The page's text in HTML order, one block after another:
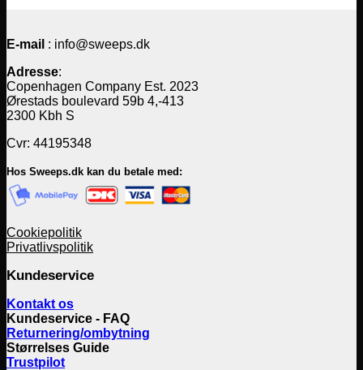
E-mail : info@sweeps.dk
Adresse:
Copenhagen Company Est. 2023
Ørestads boulevard 59b 4,-413
2300 Kbh S
Cvr: 44195348
Hos Sweeps.dk kan du betale med:
Cookiepolitik
Privatlivspolitik
Kundeservice
Kontakt os
Kundeservice - FAQ
Returnering/ombytning
Størrelses Guide
Trustpilot